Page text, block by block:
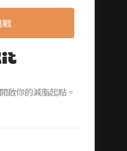
戰
啟你的減脂起點。